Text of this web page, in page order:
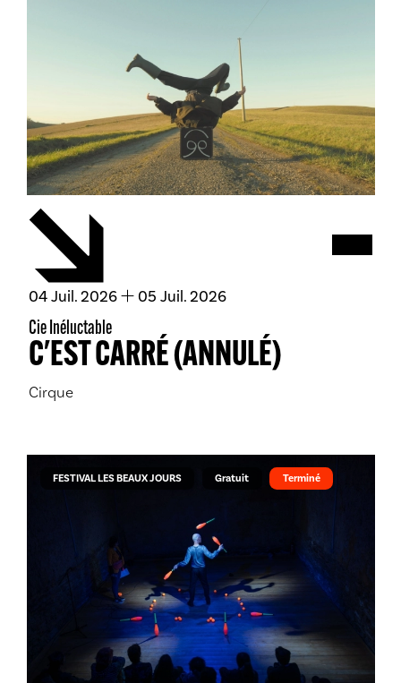
Cie Inéluctable
C'EST CARRÉ (ANNULÉ)
Cirque
du
04 juillet
Juil. 2026 au
05 juillet
Juil. 2026
FESTIVAL LES BEAUX JOURS Gratuit Terminé